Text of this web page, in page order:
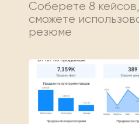
Соберете 8
сможете
резюме